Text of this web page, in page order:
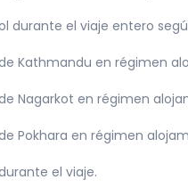
durante el viaje entero
Kathmandu en régimen
Nagarkot en régimen
Pokhara en régimen
el viaje.